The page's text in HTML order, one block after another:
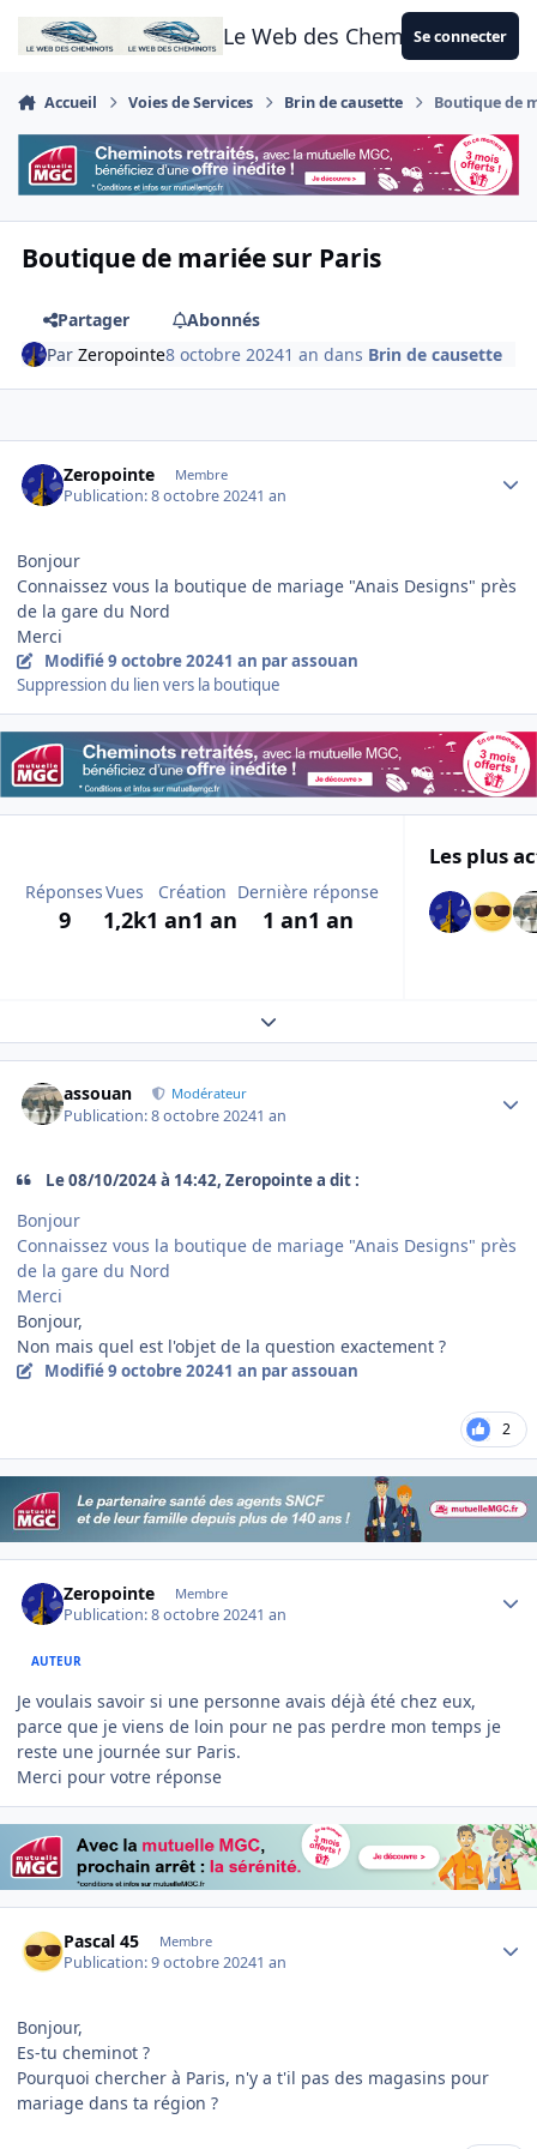
Aller au contenu
Le Web des CheminotsSe connecter
Accueil Voies de Services Brin de causette Boutique de
Boutique de mariée sur Paris
Partager
Abonnés
ParZeropointe8 octobre 20241 an dans Brin de causette
Zeropointe Membre
Publication:8 octobre 20241 an
Bonjour
Connaissez vous la boutique de mariage "Anais Designs" près
de la gare du Nord
Merci
Modifié9 octobre 20241 an par assouan
Suppression du lien vers la boutique
Réponses
9
Vues
1,2k
Création
1 an1 an
Dernière réponse
1 an1 an
Les plus
Expand topic overview
assouan Modérateur
Publication:8 octobre 20241 an
Le 08/10/2024 à 14:42, Zeropointe a dit :
Bonjour
Connaissez vous la boutique de mariage "Anais Designs" près
de la gare du Nord
Merci
Bonjour,
Non mais quel est l'objet de la question exactement ?
Modifié9 octobre 20241 an par assouan
2
Zeropointe Membre
Publication:8 octobre 20241 an
AUTEUR
Je voulais savoir si une personne avais déjà été chez eux,
parce que je viens de loin pour ne pas perdre mon temps je
reste une journée sur Paris.
Merci pour votre réponse
Pascal 45 Membre
Publication:9 octobre 20241 an
Bonjour,
Es-tu cheminot ?
Pourquoi chercher à Paris, n'y a t'il pas des magasins pour
mariage dans ta région ?